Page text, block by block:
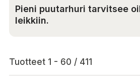
Pieni puutarhuri tarvitsee
leikkiin.
Tuotteet 1 - 60 / 411